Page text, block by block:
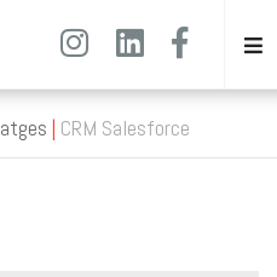
CRM Salesforce